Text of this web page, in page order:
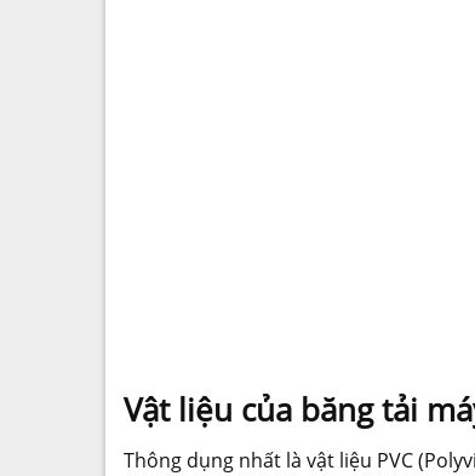
Vật liệu của băng tải
Thông dụng nhất là vật liệu PVC